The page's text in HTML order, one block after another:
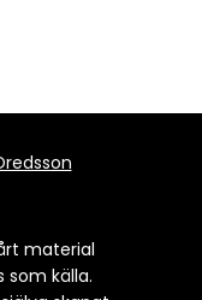
material
som källa.